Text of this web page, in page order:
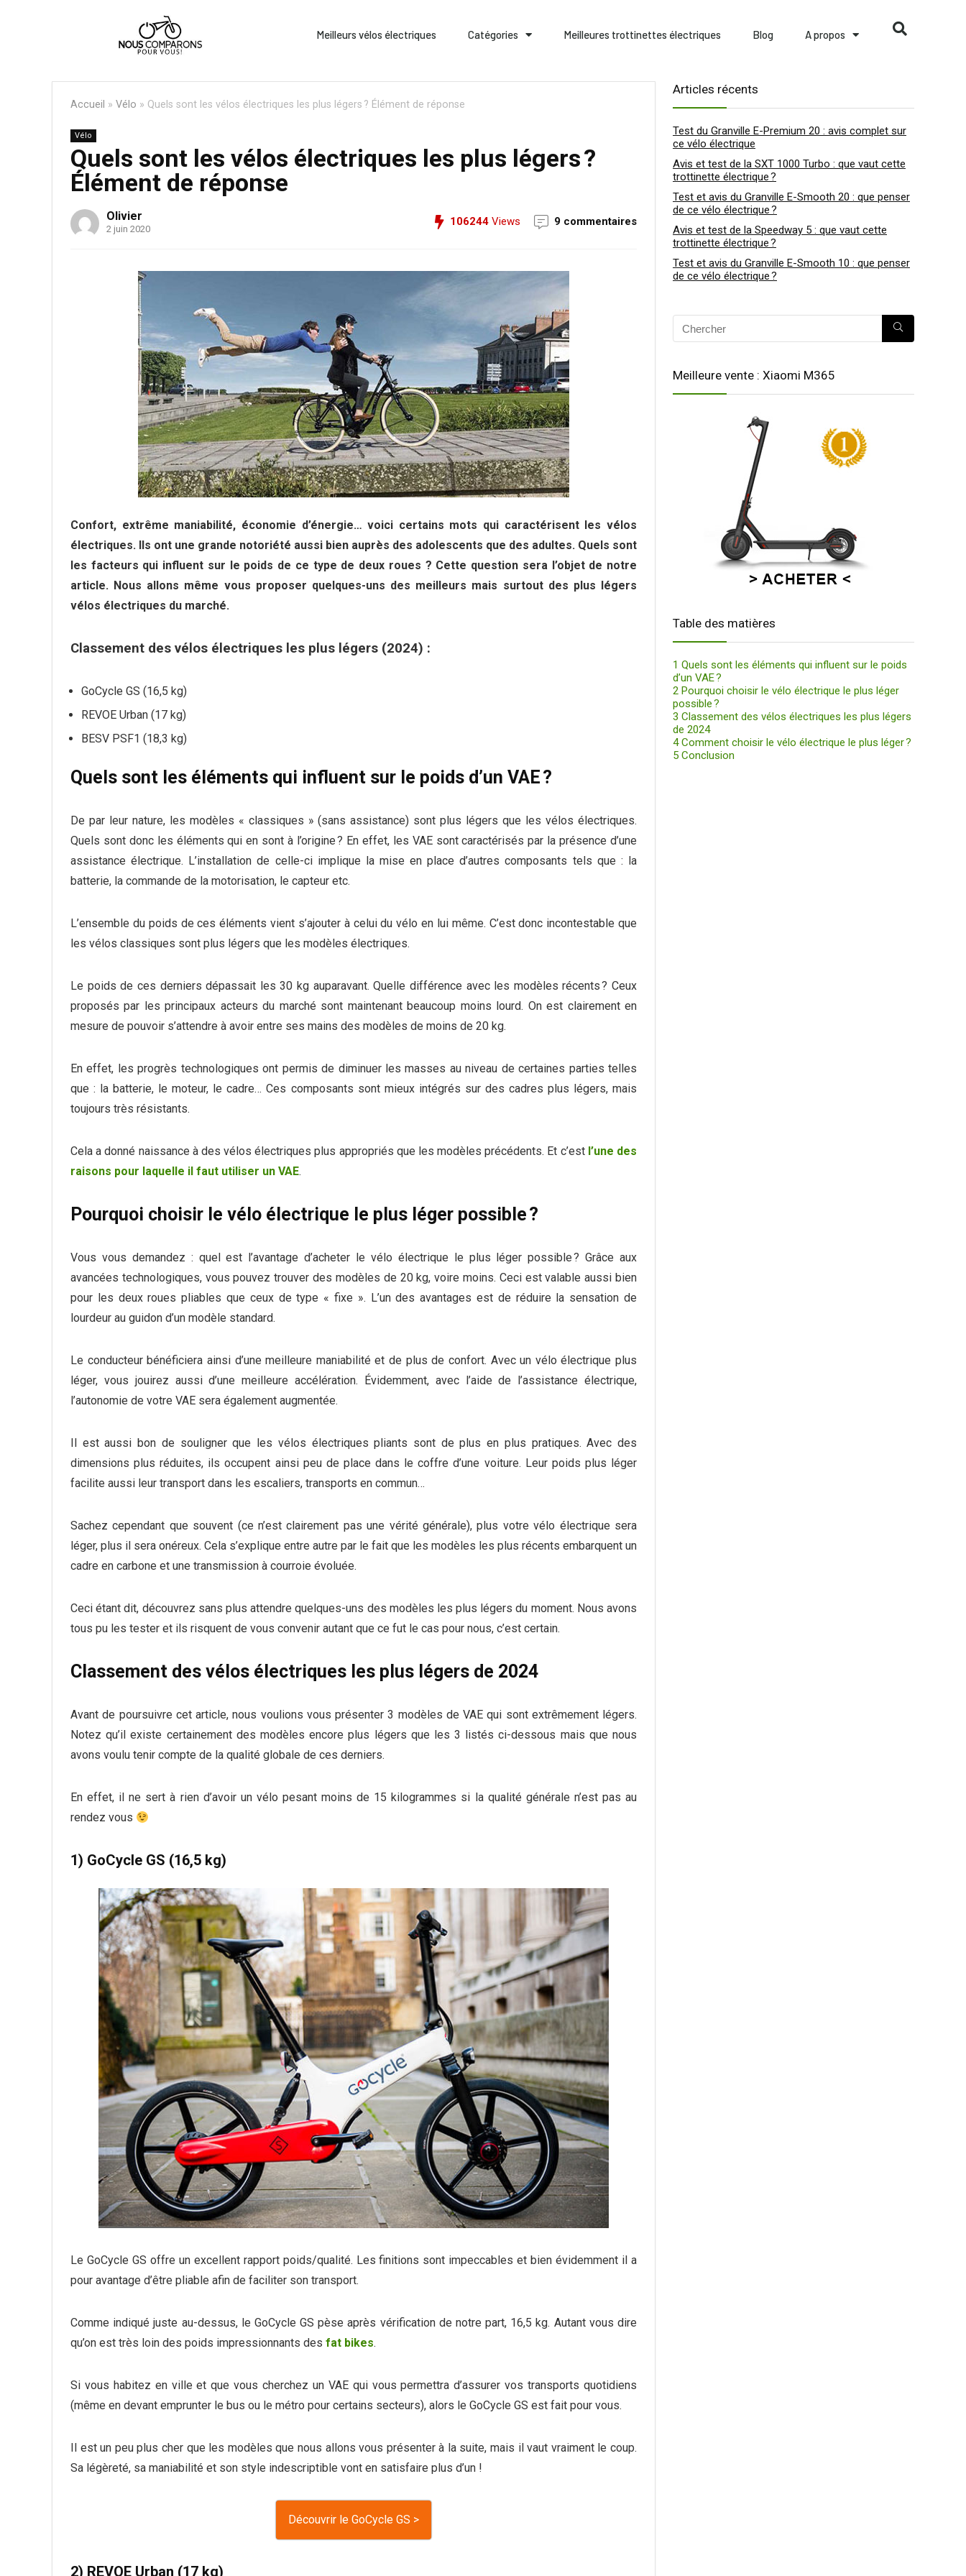
Meilleurs vélos électriques Catégories Meilleures trottinettes électriques Blog A propos
Accueil » Vélo » Quels sont les vélos électriques les plus légers ? Élément de réponse
Vélo
Quels sont les vélos électriques les plus légers ?
Élément de réponse
Olivier
2 juin 2020
106244 Views 9 commentaires
Confort, extrême maniabilité, économie d’énergie… voici certains mots qui caractérisent les vélos
électriques. Ils ont une grande notoriété aussi bien auprès des adolescents que des adultes. Quels sont
les facteurs qui influent sur le poids de ce type de deux roues ? Cette question sera l’objet de notre
article. Nous allons même vous proposer quelques-uns des meilleurs mais surtout des plus légers
vélos électriques du marché.
Classement des vélos électriques les plus légers (2024) :
GoCycle GS (16,5 kg)
REVOE Urban (17 kg)
BESV PSF1 (18,3 kg)
Quels sont les éléments qui influent sur le poids d’un VAE ?
De par leur nature, les modèles « classiques » (sans assistance) sont plus légers que les vélos électriques.
Quels sont donc les éléments qui en sont à l’origine ? En effet, les VAE sont caractérisés par la présence d’une
assistance électrique. L’installation de celle-ci implique la mise en place d’autres composants tels que : la
batterie, la commande de la motorisation, le capteur etc.
L’ensemble du poids de ces éléments vient s’ajouter à celui du vélo en lui même. C’est donc incontestable que
les vélos classiques sont plus légers que les modèles électriques.
Le poids de ces derniers dépassait les 30 kg auparavant. Quelle différence avec les modèles récents ? Ceux
proposés par les principaux acteurs du marché sont maintenant beaucoup moins lourd. On est clairement en
mesure de pouvoir s’attendre à avoir entre ses mains des modèles de moins de 20 kg.
En effet, les progrès technologiques ont permis de diminuer les masses au niveau de certaines parties telles
que : la batterie, le moteur, le cadre… Ces composants sont mieux intégrés sur des cadres plus légers, mais
toujours très résistants.
Cela a donné naissance à des vélos électriques plus appropriés que les modèles précédents. Et c’est l’une des
raisons pour laquelle il faut utiliser un VAE.
Pourquoi choisir le vélo électrique le plus léger possible ?
Vous vous demandez : quel est l’avantage d’acheter le vélo électrique le plus léger possible ? Grâce aux
avancées technologiques, vous pouvez trouver des modèles de 20 kg, voire moins. Ceci est valable aussi bien
pour les deux roues pliables que ceux de type « fixe ». L’un des avantages est de réduire la sensation de
lourdeur au guidon d’un modèle standard.
Le conducteur bénéficiera ainsi d’une meilleure maniabilité et de plus de confort. Avec un vélo électrique plus
léger, vous jouirez aussi d’une meilleure accélération. Évidemment, avec l’aide de l’assistance électrique,
l’autonomie de votre VAE sera également augmentée.
Il est aussi bon de souligner que les vélos électriques pliants sont de plus en plus pratiques. Avec des
dimensions plus réduites, ils occupent ainsi peu de place dans le coffre d’une voiture. Leur poids plus léger
facilite aussi leur transport dans les escaliers, transports en commun…
Sachez cependant que souvent (ce n’est clairement pas une vérité générale), plus votre vélo électrique sera
léger, plus il sera onéreux. Cela s’explique entre autre par le fait que les modèles les plus récents embarquent un
cadre en carbone et une transmission à courroie évoluée.
Ceci étant dit, découvrez sans plus attendre quelques-uns des modèles les plus légers du moment. Nous avons
tous pu les tester et ils risquent de vous convenir autant que ce fut le cas pour nous, c’est certain.
Classement des vélos électriques les plus légers de 2024
Avant de poursuivre cet article, nous voulions vous présenter 3 modèles de VAE qui sont extrêmement légers.
Notez qu’il existe certainement des modèles encore plus légers que les 3 listés ci-dessous mais que nous
avons voulu tenir compte de la qualité globale de ces derniers.
En effet, il ne sert à rien d’avoir un vélo pesant moins de 15 kilogrammes si la qualité générale n’est pas au
rendez vous
1) GoCycle GS (16,5 kg)
Le GoCycle GS offre un excellent rapport poids/qualité. Les finitions sont impeccables et bien évidemment il a
pour avantage d’être pliable afin de faciliter son transport.
Comme indiqué juste au-dessus, le GoCycle GS pèse après vérification de notre part, 16,5 kg. Autant vous dire
qu’on est très loin des poids impressionnants des fat bikes.
Si vous habitez en ville et que vous cherchez un VAE qui vous permettra d’assurer vos transports quotidiens
(même en devant emprunter le bus ou le métro pour certains secteurs), alors le GoCycle GS est fait pour vous.
Il est un peu plus cher que les modèles que nous allons vous présenter à la suite, mais il vaut vraiment le coup.
Sa légèreté, sa maniabilité et son style indescriptible vont en satisfaire plus d’un !
Découvrir le GoCycle GS >
2) REVOE Urban (17 kg)
Articles récents
Test du Granville E-Premium 20 : avis complet sur
ce vélo électrique
Avis et test de la SXT 1000 Turbo : que vaut cette
trottinette électrique ?
Test et avis du Granville E-Smooth 20 : que penser
de ce vélo électrique ?
Avis et test de la Speedway 5 : que vaut cette
trottinette électrique ?
Test et avis du Granville E-Smooth 10 : que penser
de ce vélo électrique ?
Meilleure vente : Xiaomi M365
Table des matières
1 Quels sont les éléments qui influent sur le poids
d’un VAE ?
2 Pourquoi choisir le vélo électrique le plus léger
possible ?
3 Classement des vélos électriques les plus légers
de 2024
4Comment choisir le vélo électrique le plus léger ?
5 Conclusion